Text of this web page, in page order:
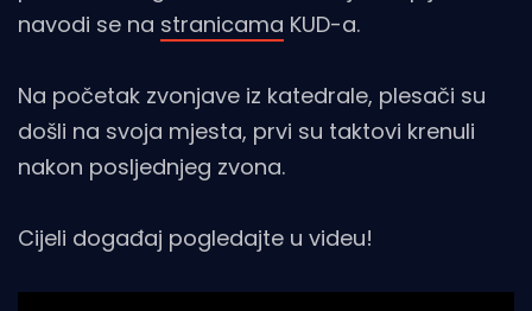
navodi se na stranicama KUD-a.
Na početak zvonjave iz katedrale, plesači su
došli na svoja mjesta, prvi su taktovi krenuli
nakon posljednjeg zvona.
Cijeli događaj pogledajte u videu!